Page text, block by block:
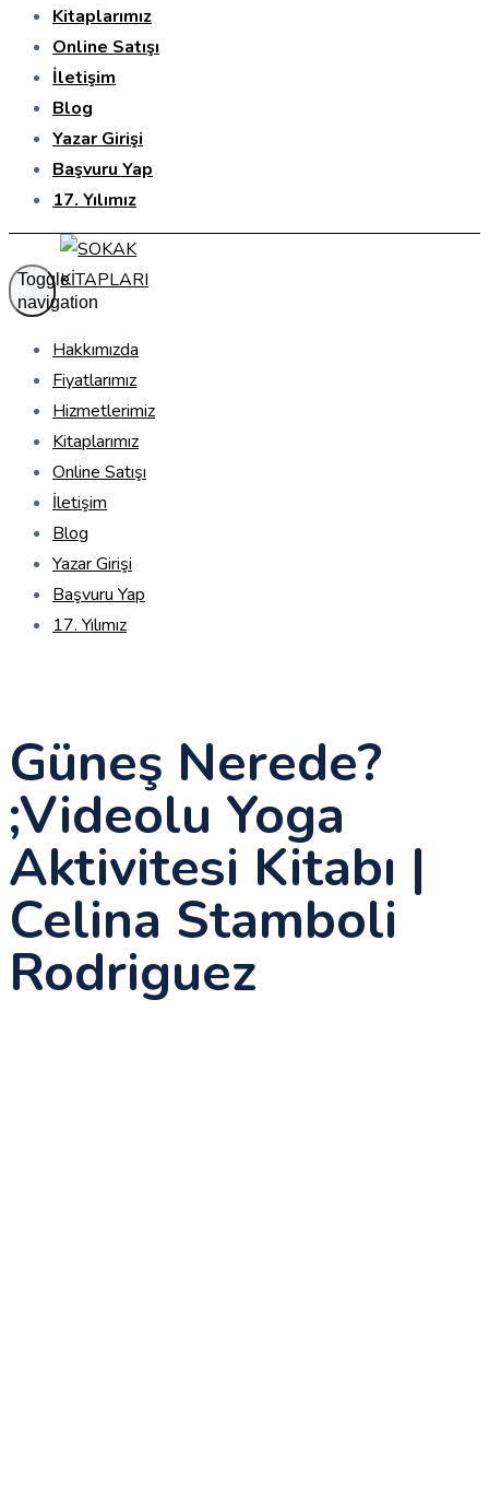
Kitaplarımız
Online Satışı
İletişim
Blog
Yazar Girişi
Başvuru Yap
17. Yılımız
Toggle
navigation
Hakkımızda
Fiyatlarımız
Hizmetlerimiz
Kitaplarımız
Online Satışı
İletişim
Blog
Yazar Girişi
Başvuru Yap
17. Yılımız
Güneş Nerede?
;Videolu Yoga
Aktivitesi Kitabı |
Celina Stamboli
Rodriguez